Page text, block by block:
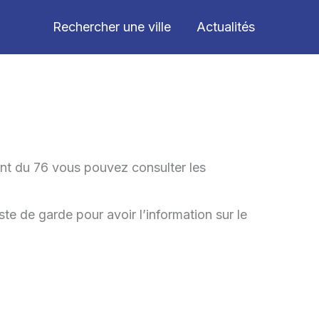
Rechercher une ville Actualités
du 76 vous pouvez consulter les
de garde pour avoir l’information sur le